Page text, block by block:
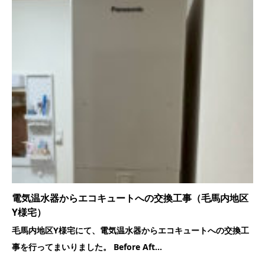
電気温水器からエコキュートへの交換工事（毛馬内地区
Y様宅）
毛馬内地区Y様宅にて、電気温水器からエコキュートへの交換工
事を行ってまいりました。 Before Aft...